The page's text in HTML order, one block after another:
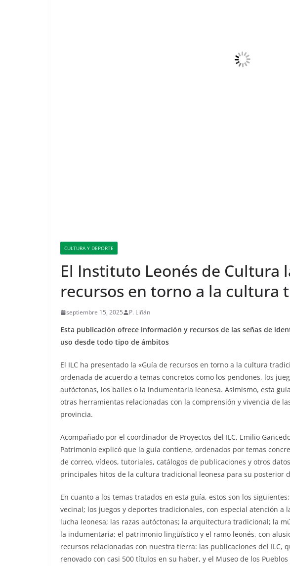
CULTURA Y DEPORTE
El Instituto Leonés de Cultura
recursos en torno a la cultura
septiembre 15, 2025 P. Liñán
Esta publicación ofrece información y recursos de las señas de
uso desde todo tipo de ámbitos
El ILC ha presentado la «Guía de recursos en torno a la cultura
ordenada de acuerdo a temas concretos como los pendones, los
autóctonas, los bailes o la indumentaria leonesa. Asimismo, esta
otras herramientas relacionadas con la comprensión y vivencia de
provincia.
Acompañado por el coordinador de Proyectos del ILC, Emilio
Patrimonio explicó que la guía contiene, ordenados por temas
de correo, vídeos, tutoriales, catálogos de publicaciones y otros
principales hitos de la cultura tradicional leonesa para su posterior
En cuanto a los temas tratados en esta guía, estos son los
vecinal; los juegos y deportes tradicionales, con especial atención a
lucha leonesa; las razas autóctonas; la arquitectura tradicional; la
la indumentaria; el patrimonio lingüístico y el ramo leonés, con
recursos relacionadas con nuestra tierra: las publicaciones del ILC,
renovado con casi 500 títulos en su haber, y el Museo de los